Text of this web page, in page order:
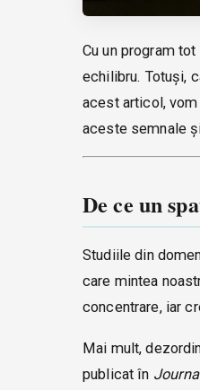
Cu un program
echilibru. Totuși,
acest articol,
aceste semnale
De ce un
Studiile din
care mintea
concentrare, iar
Mai mult,
publicat în